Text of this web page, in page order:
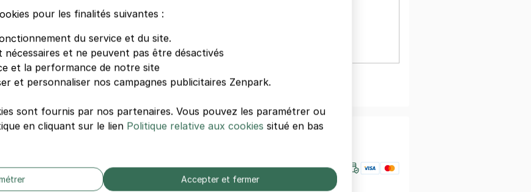
mois. Cette formule
terme. Réservez
serein, sans surcoût.
y offre un accès
de vous détendre
Parmi
on compte
d'Algérie.
parking
Voir plus
Votre paiement en toute confiance
Sans frais de réservation
Annulation gratuite
(Sous conditions)
pour les finalités suivantes :
du service et du site.
nécessaires et ne peuvent pas être désactivés
et la performance de notre site
et personnaliser nos campagnes publicitaires Zenpark.
sont fournis par nos partenaires. Vous pouvez les paramétrer ou
en cliquant sur le lien Politique relative aux cookies situé en bas
Accepter et fermer